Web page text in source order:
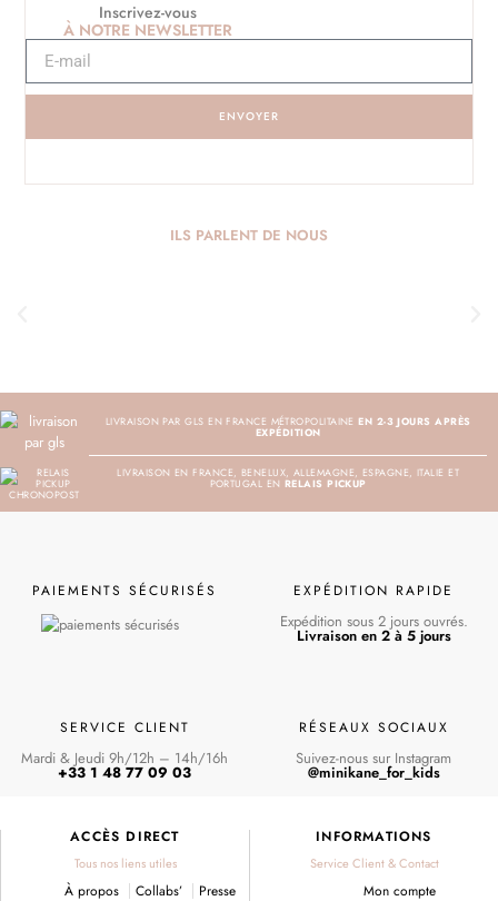
Inscrivez-vous
À NOTRE NEWSLETTER
ENVOYER
ILS PARLENT DE NOUS
LIVRAISON PAR GLS EN FRANCE MÉTROPOLITAINEEN 2-3 JOURS APRÈS
EXPÉDITION
LIVRAISON EN FRANCE, BENELUX, ALLEMAGNE, ESPAGNE, ITALIE ET
PORTUGAL EN RELAIS PICKUP
PAIEMENTS SÉCURISÉS EXPÉDITION RAPIDE
Expédition sous 2 jours ouvrés.
Livraison en 2 à 5 jours
SERVICE CLIENT
Mardi & Jeudi 9h/12h – 14h/16h
+33 1 48 77 09 03
RÉSEAUX SOCIAUX
Suivez-nous sur Instagram
@minikane_for_kids
ACCÈS DIRECT
Tous nos liens utiles
À propos Collabs’ Presse
INFORMATIONS
Service Client & Contact
Mon compte